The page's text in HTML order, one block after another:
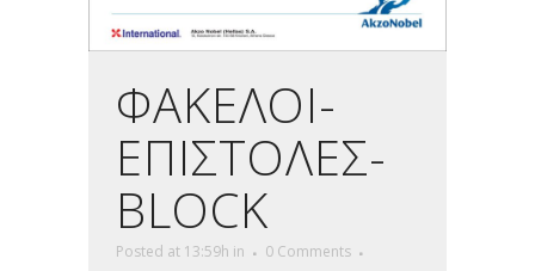
ΦΑΚΕΛΟΙ-
ΕΠΙΣΤΟΛΕΣ-
BLOCK
Posted at 13:59h in
0 Comments